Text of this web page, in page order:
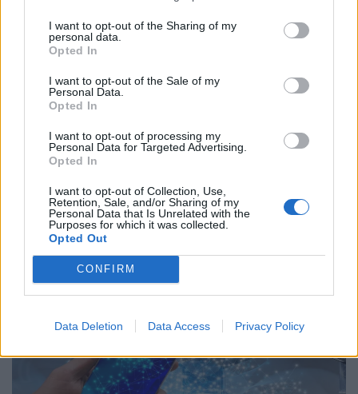
I want to opt-out of the Sharing of my
personal data.
Opted In
I want to opt-out of the Sale of my
Personal Data.
Opted In
I want to opt-out of processing my
Personal Data for Targeted Advertising.
Opted In
I want to opt-out of Collection, Use,
Retention, Sale, and/or Sharing of my
Personal Data that Is Unrelated with the
Purposes for which it was collected.
Opted Out
CONFIRM
Data Deletion Data Access Privacy Policy
Ελληνική τεχνολογία διακρίνεται
παγκοσμίως: Το Brainfood Cloud κατακτά
το Global Impact Award στο World Startup
30.06.26
Επιλέχθηκε ανάμεσα σε χιλιάδες συμμετοχές ως μία από τις
μόλις πέντε startups παγκοσμίως που παρουσίασαν τη λύση
τους στην Κεντρική Σκηνή του We Make Future 2026, μίας
από τις μεγαλύτερες διεθνείς διο